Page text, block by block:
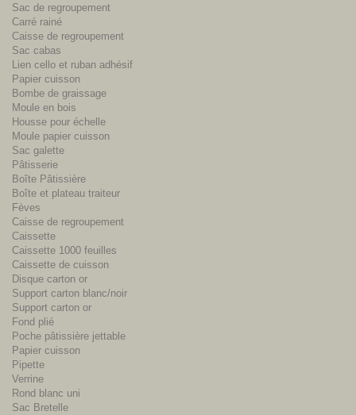
Sac de regroupement
Carré rainé
Caisse de regroupement
Sac cabas
Lien cello et ruban adhésif
Papier cuisson
Bombe de graissage
Moule en bois
Housse pour échelle
Moule papier cuisson
Sac galette
Pâtisserie
Boîte Pâtissière
Boîte et plateau traiteur
Fèves
Caisse de regroupement
Caissette
Caissette 1000 feuilles
Caissette de cuisson
Disque carton or
Support carton blanc/noir
Support carton or
Fond plié
Poche pâtissière jettable
Papier cuisson
Pipette
Verrine
Rond blanc uni
Sac Bretelle